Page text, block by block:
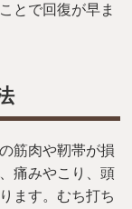
とで回復が早ま
筋肉や靭帯が損
痛みやこり、頭
ます。むち打ち